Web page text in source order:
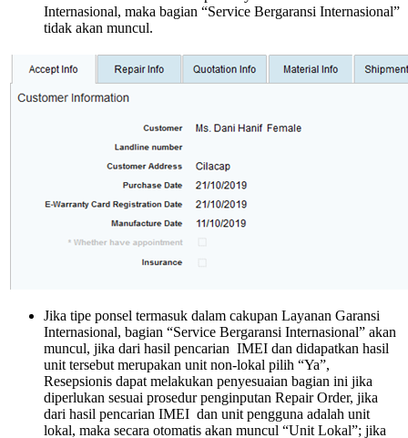
Internasional, maka bagian “Service Bergaransi Internasional”
tidak akan muncul.
Jika tipe ponsel termasuk dalam cakupan Layanan Garansi
Internasional, bagian “Service Bergaransi Internasional” akan
muncul, jika dari hasil pencarian IMEI dan didapatkan hasil
unit tersebut merupakan unit non-lokal pilih “Ya”,
Resepsionis dapat melakukan penyesuaian bagian ini jika
diperlukan sesuai prosedur penginputan Repair Order, jika
dari hasil pencarian IMEI dan unit pengguna adalah unit
lokal, maka secara otomatis akan muncul “Unit Lokal”; jika